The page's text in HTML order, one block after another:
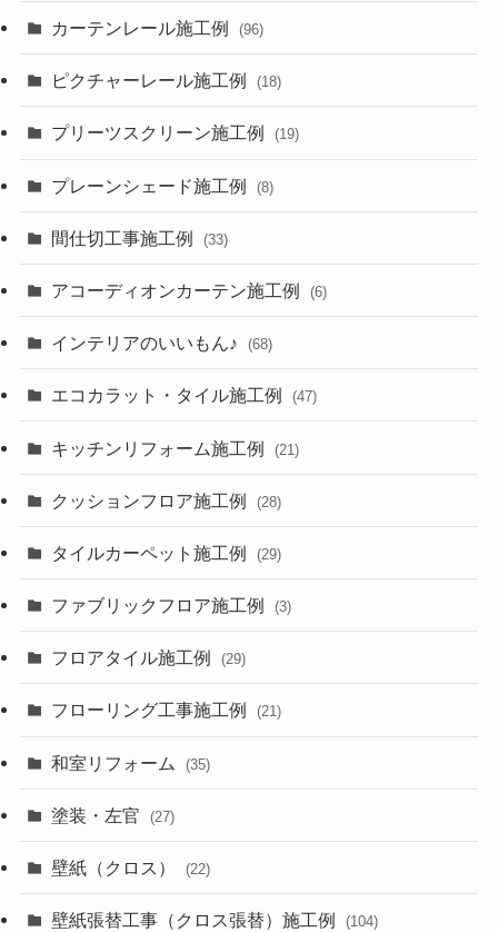
カーテンレール施工例 (96)
ピクチャーレール施工例 (18)
プリーツスクリーン施工例 (19)
プレーンシェード施工例 (8)
間仕切工事施工例 (33)
アコーディオンカーテン施工例 (6)
インテリアのいいもん♪ (68)
エコカラット・タイル施工例 (47)
キッチンリフォーム施工例 (21)
クッションフロア施工例 (28)
タイルカーペット施工例 (29)
ファブリックフロア施工例 (3)
フロアタイル施工例 (29)
フローリング工事施工例 (21)
和室リフォーム (35)
塗装・左官 (27)
壁紙（クロス） (22)
壁紙張替工事（クロス張替）施工例 (104)